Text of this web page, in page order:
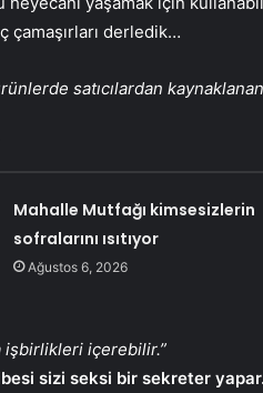
çamaşırları derledik…
ürünlerde satıcılardan
Mahalle Mutfağı kimsesizlerin
sofralarını ısıtıyor
Ağustos 6, 2026
işbirlikleri içerebilir.”
sizi seksi bir sekreter